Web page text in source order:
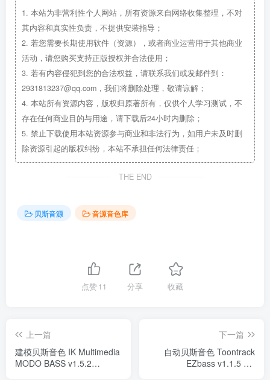
1. 本站为非营利性个人网站，所有资源来自网络收集整理，不对
其内容和真实性负责，不提供安装指导；
2. 若您需要长期使用软件（资源），或者商业运营用于其他商业
活动，请您购买支持正版授权并合法使用；
3. 若有内容侵犯到您的合法权益，请联系我们或发邮件到：
2931813237@qq.com，我们将删除处理，敬请谅解；
4. 本站所有资源内容，版权归原著所有，仅供个人学习测试，不
存在任何商业目的与用途，请下载后24小时内删除；
5. 禁止下载使用本站资源参与商业和非法行为，如用户未及时删
除资源引起的版权纠纷，本站不承担任何法律责任；
THE END
贝斯音源 音源音色库
点赞11 分享 收藏
上一篇
建模贝斯音色 IK Multimedia
MODO BASS v1.5.2
下一篇
自动贝斯音色 Toontrack
EZbass v1.1.5 CE